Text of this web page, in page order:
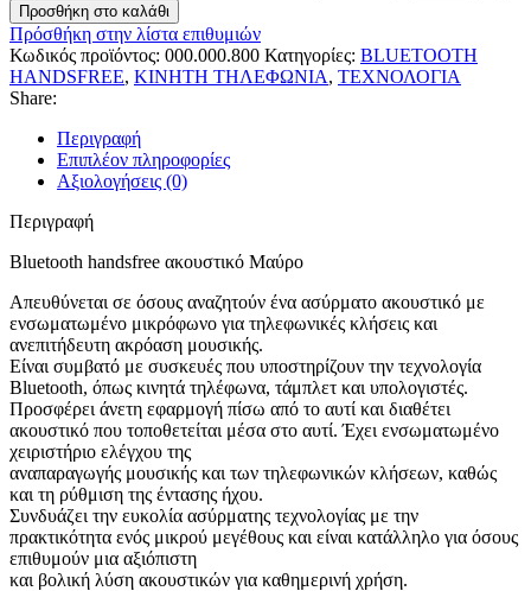
Προσθήκη στο καλάθι
Πρόσθήκη στην λίστα επιθυμιών
Κωδικός προϊόντος: 000.000.800 Κατηγορίες: BLUETOOTH
HANDSFREE, ΚΙΝΗΤΗ ΤΗΛΕΦΩΝΙΑ, ΤΕΧΝΟΛΟΓΙΑ
Share:
Περιγραφή
Επιπλέον πληροφορίες
Αξιολογήσεις (0)
Περιγραφή
Bluetooth handsfree ακουστικό Μαύρο
Aπευθύνεται σε όσους αναζητούν ένα ασύρματο ακουστικό με
ενσωματωμένο μικρόφωνο για τηλεφωνικές κλήσεις και
ανεπιτήδευτη ακρόαση μουσικής.
Είναι συμβατό με συσκευές που υποστηρίζουν την τεχνολογία
Bluetooth, όπως κινητά τηλέφωνα, τάμπλετ και υπολογιστές.
Προσφέρει άνετη εφαρμογή πίσω από το αυτί και διαθέτει
ακουστικό που τοποθετείται μέσα στο αυτί. Έχει ενσωματωμένο
χειριστήριο ελέγχου της
αναπαραγωγής μουσικής και των τηλεφωνικών κλήσεων, καθώς
και τη ρύθμιση της έντασης ήχου.
Συνδυάζει την ευκολία ασύρματης τεχνολογίας με την
πρακτικότητα ενός μικρού μεγέθους και είναι κατάλληλο για όσους
επιθυμούν μια αξιόπιστη
και βολική λύση ακουστικών για καθημερινή χρήση.